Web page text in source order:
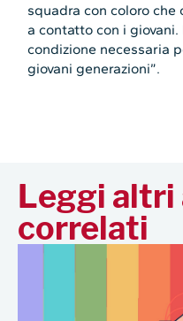
squadra con coloro che
a contatto con i
condizione necessaria
giovani generazioni”.
Leggi
correlati